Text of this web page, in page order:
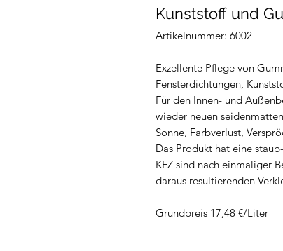
Kunststoff und
Artikelnummer: 6002
Exzellente Pflege von
Fensterdichtungen,
Für den Innen- und
wieder neuen
Sonne, Farbverlust,
Das Produkt hat eine
KFZ sind nach einmaliger
daraus resultierenden
Grundpreis 17,48 €/Liter